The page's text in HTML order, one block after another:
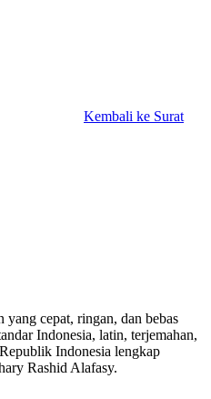
Kembali ke Surat
cepat, ringan, dan bebas
Indonesia, latin, terjemahan,
Indonesia lengkap
Rashid Alafasy.